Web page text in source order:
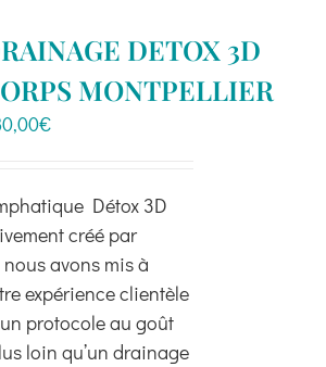
Les
options
peuvent
sur
la
page
du
produit
DETOX 3D
MONTPELLIER
€
Détox 3D
créé par
nous avons mis à
expérience clientèle
protocole au goût
loin qu’un drainage